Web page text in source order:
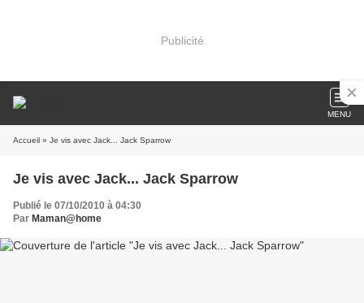
Publicité
MENU
Accueil » Je vis avec Jack... Jack Sparrow
Je vis avec Jack... Jack Sparrow
Publié le 07/10/2010 à 04:30
Par Maman@home